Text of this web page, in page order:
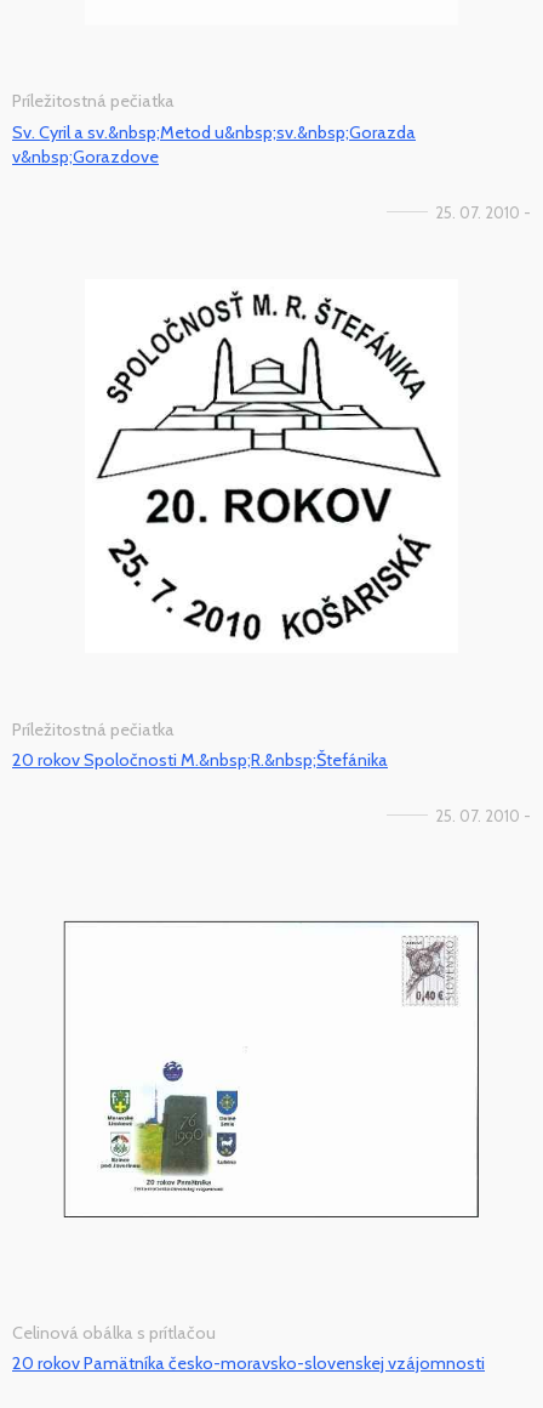
Príležitostná pečiatka
Sv. Cyril a sv.&nbsp;Metod u&nbsp;sv.&nbsp;Gorazda
v&nbsp;Gorazdove
25. 07. 2010 -
Príležitostná pečiatka
20 rokov Spoločnosti M.&nbsp;R.&nbsp;Štefánika
25. 07. 2010 -
Celinová obálka s prítlačou
20 rokov Pamätníka česko-moravsko-slovenskej vzájomnosti